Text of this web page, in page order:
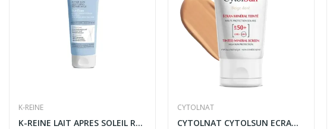
K-REINE
K-REINE LAIT APRES SOLEIL REPARATEUR APAISANT...
CYTOLNAT
CYTOLNAT CYTOLSUN ECRAN SPF50+ TEINTE BEIGE DORE